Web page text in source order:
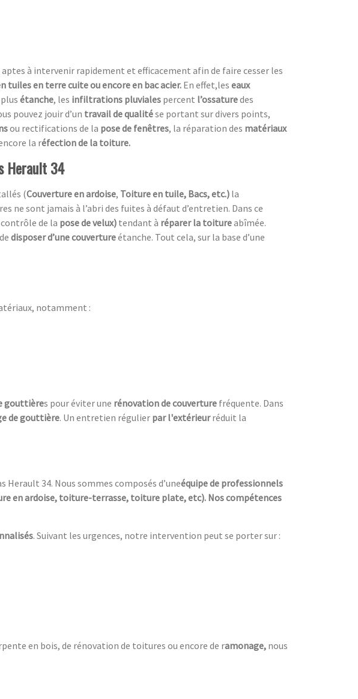
à intervenir rapidement et efficacement afin de faire cesser les
tuiles en terre cuite ou encore en bac acier.En effet,les eaux
étanche, les infiltrations pluviales percent l’ossaturedes
pouvez jouir d’un travail de qualitése portant sur divers points,
ou rectifications de la pose de fenêtres, la réparation des matériaux
la réfection de la toiture.
Herault 34
(Couverture en ardoise, Toiture en tuile, Bacs, etc.) la
ne sont jamais à l’abri des fuites à défaut d’entretien. Dans ce
contrôle de la pose de velux) tendant à réparer la toitureabîmée.
disposer d’une couvertureétanche. Tout cela, sur la base d’une
notamment :
gouttières pour éviter une rénovation de couverture fréquente. Dans
de gouttière. Un entretien régulier par l'extérieurréduit la
34. Nous sommes composés d’uneéquipe de professionnels
en ardoise, toiture-terrasse, toiture plate, etc). Nos compétences
. Suivant les urgences, notre intervention peut se porter sur :
en bois, de rénovation de toitures ou encore de ramonage, nous